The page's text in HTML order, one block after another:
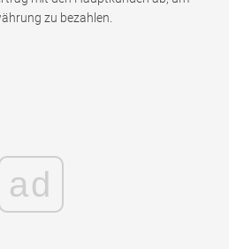
zu bezahlen.
ad